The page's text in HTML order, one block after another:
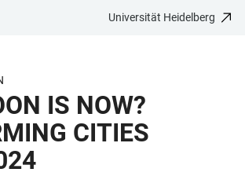
Universität Heidelberg
IS NOW?
CITIES